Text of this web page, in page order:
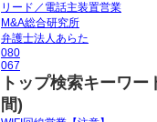
リード／電話主装置営業
M&A総合研究所
弁護士法人あらた
080
067
トップ検索キーワー
間)